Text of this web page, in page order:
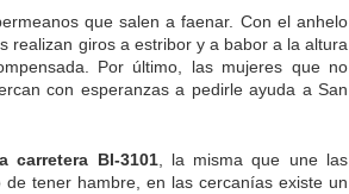
que salen a faenar. Con el anhelo
realizan giros a estribor y a babor a la altura
Por último, las mujeres que no
con esperanzas a pedirle ayuda a San
carretera BI-3101, la misma que une las
tener hambre, en las cercanías existe un